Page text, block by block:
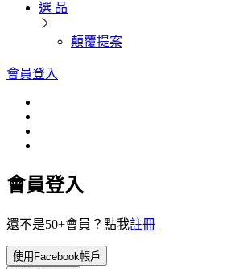
選 品
顛覆提案
會員登入
會員登入
還不是50+會員？點我註冊
使用Facebook帳戶